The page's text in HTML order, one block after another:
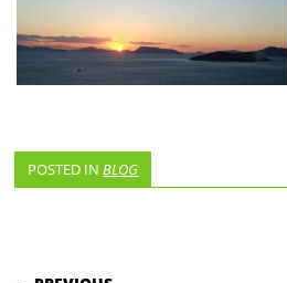
POSTED INBLOG